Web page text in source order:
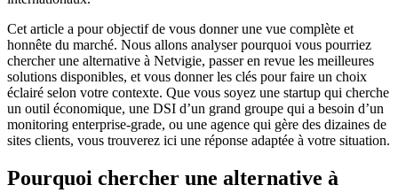
Cet article a pour objectif de vous donner une vue complète et
honnête du marché. Nous allons analyser pourquoi vous pourriez
chercher une alternative à Netvigie, passer en revue les meilleures
solutions disponibles, et vous donner les clés pour faire un choix
éclairé selon votre contexte. Que vous soyez une startup qui cherche
un outil économique, une DSI d’un grand groupe qui a besoin d’un
monitoring enterprise-grade, ou une agence qui gère des dizaines de
sites clients, vous trouverez ici une réponse adaptée à votre situation.
Pourquoi chercher une alternative à